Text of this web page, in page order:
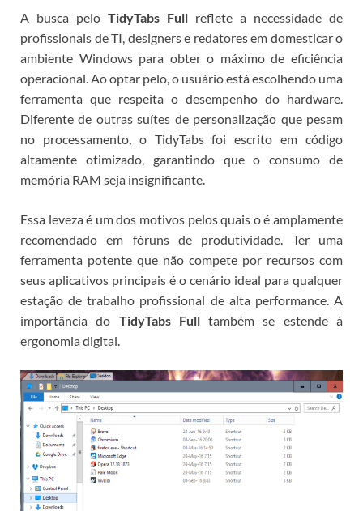
A busca pelo TidyTabs Full reflete a necessidade de
profissionais de TI, designers e redatores em domesticar o
ambiente Windows para obter o máximo de eficiência
operacional.Ao optar pelo, o usuário está escolhendo uma
ferramenta que respeita o desempenho do hardware.
Diferente de outras suítes de personalização que pesam
no processamento, o TidyTabs foi escrito em código
altamente otimizado, garantindo que o consumo de
memória RAM seja insignificante.
Essa leveza é um dos motivos pelos quais oé amplamente
recomendado em fóruns de produtividade. Ter uma
ferramenta potente que não compete por recursos com
seus aplicativos principais é o cenário ideal para qualquer
estação de trabalho profissional de alta performance. A
importância do TidyTabs Fulltambém se estende à
ergonomia digital.